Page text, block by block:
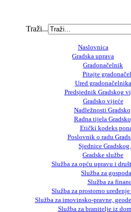
Traži...
Naslovnica
Gradska uprava
Gradonačelnik
Pitajte
Ured gradonačelnika
Predsjednik Gradskog
Gradsko vijeće
Nadležnosti
Radna tijela
Etički kodeks
Poslovnik o radu
Sjednice
Gradske službe
Služba za opću upravu i
Služba za
Služba za
Služba za prostorno
Služba za imovinsko-pravne,
Služba za branitelje iz